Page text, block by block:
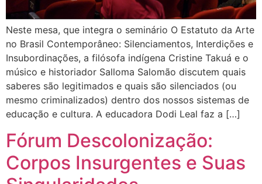
Neste mesa, que integra o seminário O Estatuto da Arte
no Brasil Contemporâneo: Silenciamentos, Interdições e
Insubordinações, a filósofa indígena Cristine Takuá e o
músico e historiador Salloma Salomão discutem quais
saberes são legitimados e quais são silenciados (ou
mesmo criminalizados) dentro dos nossos sistemas de
educação e cultura. A educadora Dodi Leal faz a […]
Fórum Descolonização:
Corpos Insurgentes e Suas